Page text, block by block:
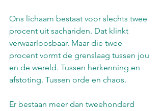
Ons lichaam bestaat voor slechts twee
procent uit sachariden. Dat klinkt
verwaarloosbaar. Maar die twee
procent vormt de grenslaag tussen jou
en de wereld. Tussen herkenning en
afstoting. Tussen orde en chaos.
Er bestaan meer dan tweehonderd